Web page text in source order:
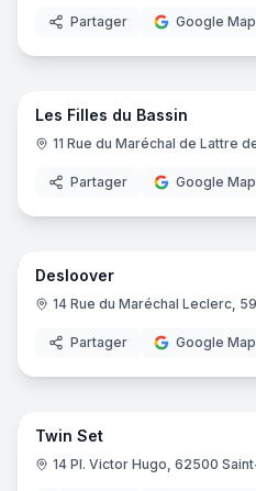
Partager Google
Les Filles du Bassin
11 Rue du Maréchal de Lattre
Partager Google
Desloover
14 Rue du Maréchal Leclerc,
Partager Google
Twin Set
14 Pl. Victor Hugo, 62500